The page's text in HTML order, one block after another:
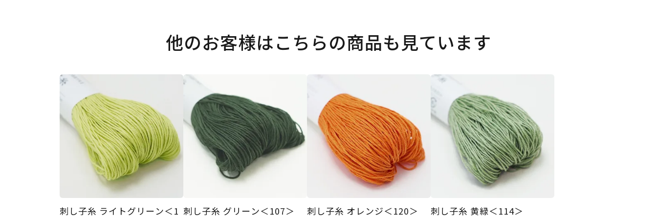
他のお客様はこちらの商品も見ています
刺し子糸 ライトグリーン＜1 刺し子糸 グリーン＜107＞ 刺し子糸 オレンジ＜120＞ 刺し子糸 黄緑＜114＞